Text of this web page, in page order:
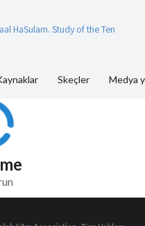
HaSulam. Study of the Ten
Skeçler Medya